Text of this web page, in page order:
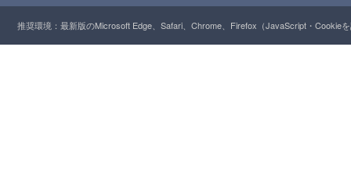
推奨環境：最新版のMicrosoft Edge、Safari、Chrome、Firefox（JavaScript・Cookie